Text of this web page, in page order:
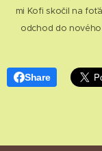
mi Kofi skočil na
odchod do nového
Share